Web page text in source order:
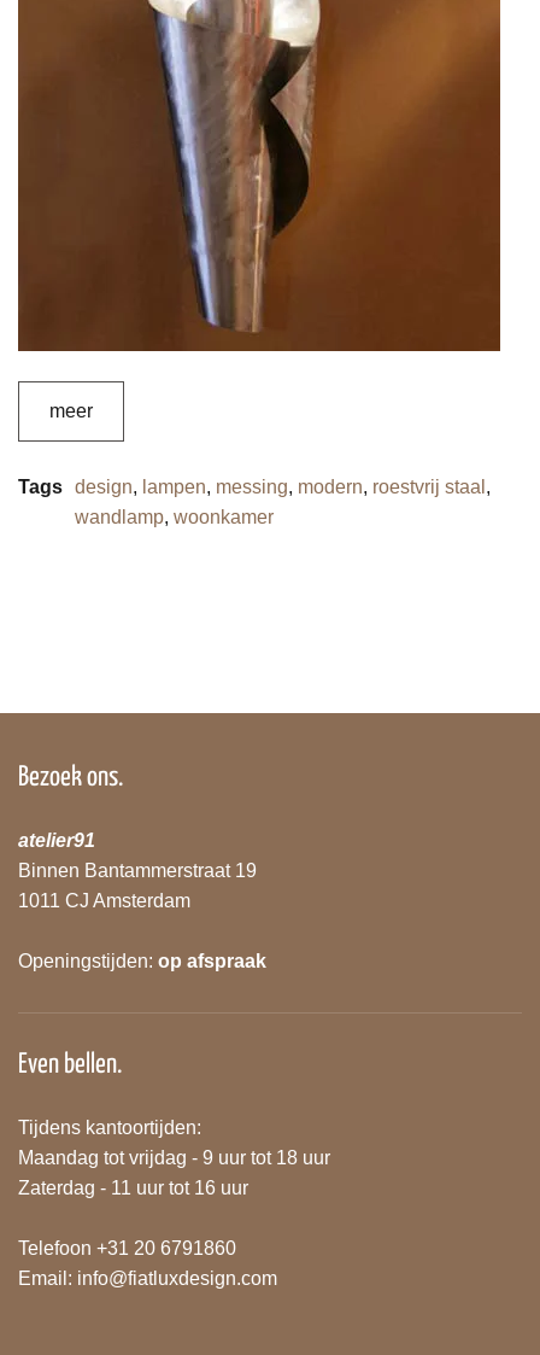
meer
Tags design, lampen, messing, modern, roestvrij staal ,
wandlamp, woonkamer
Bezoek ons.
atelier91
Binnen Bantammerstraat 19
1011 CJ Amsterdam
Openingstijden: op afspraak
Even bellen.
Tijdens kantoortijden:
Maandag tot vrijdag - 9 uur tot 18 uur
Zaterdag - 11 uur tot 16 uur
Telefoon +31 20 6791860
Email: info@fiatluxdesign.com